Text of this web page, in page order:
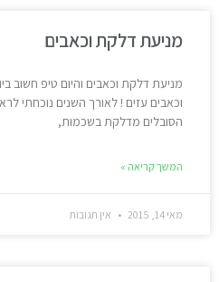
מניעת דלקת וכאבים
מניעת דלקת וכאבים והיום טיפ חשוב
וכאבים עזים ! לאורך השנים נוכחתי
הסובלים מדלקת בשכמות,
המשך קריאה »
מאי 14, 2015 אין תגובות